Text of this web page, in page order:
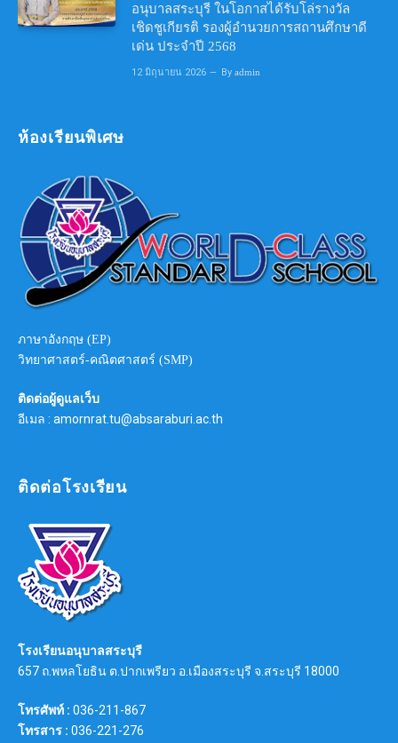
อนุบาลสระบุรี ในโอกาสได้รับโล่รางวัล
เชิดชูเกียรติ รองผู้อำนวยการสถานศึกษาดี
เด่น ประจำปี 2568
12 มิถุนายน 2026 By admin
ห้องเรียนพิเศษ
ภาษาอังกฤษ (EP)
วิทยาศาสตร์-คณิตศาสตร์ (SMP)
ติดต่อผู้ดูแลเว็บ
อีเมล : amornrat.tu@absaraburi.ac.th
ติดต่อโรงเรียน
โรงเรียนอนุบาลสระบุรี
657 ถ.พหลโยธิน ต.ปากเพรียว อ.เมืองสระบุรี จ.สระบุรี 18000
โทรศัพท์ : 036-211-867
โทรสาร : 036-221-276